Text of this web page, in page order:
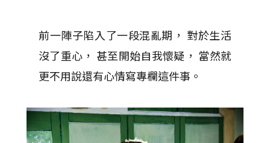
前一陣子陷入了一段混亂期， 對於生活
沒了重心， 甚至開始自我懷疑， 當然就
更不用說還有心情寫專欄這件事。